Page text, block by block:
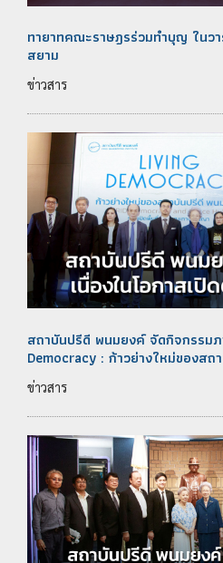
ทายาทคณะราษฎรร่วมทำบุญ ในว
สยาม
ข่าวสาร
สถาบันปรีดี พนมยงค์ จัดกิจกรรมภ
Democracy : ก้าวย่างใหม่ของส
ข่าวสาร